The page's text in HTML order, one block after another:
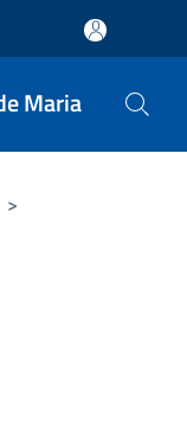
Maria
>